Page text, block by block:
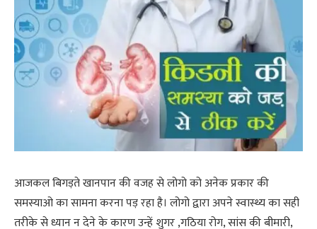
आजकल बिगड़ते खानपान की वजह से लोगो को अनेक प्रकार की
समस्याओ का सामना करना पड़ रहा है। लोगो द्वारा अपने स्वास्थ्य का सही
तरीके से ध्यान न देने के कारण उन्हें शुगर ,गठिया रोग, सांस की बीमारी,